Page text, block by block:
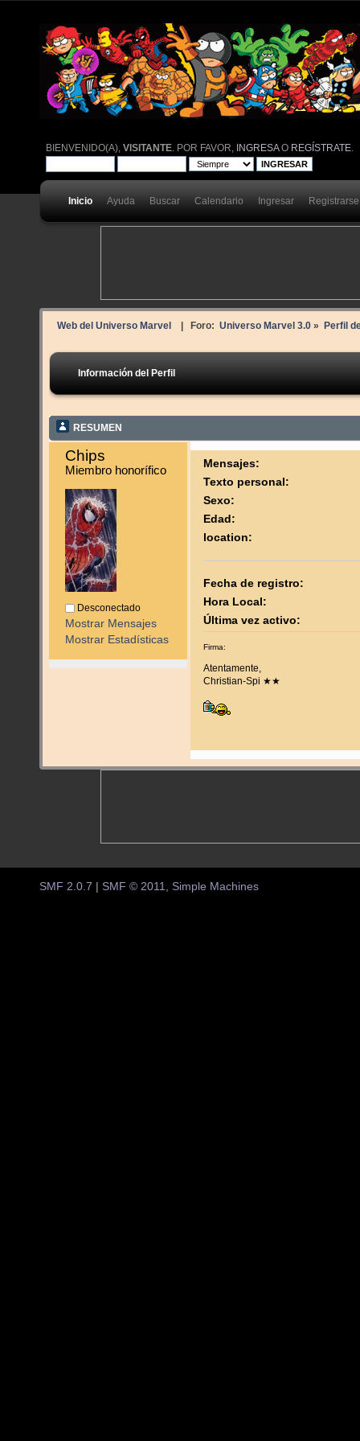
BIENVENIDO(A),VISITANTE . POR FAVOR, INGRESAO REGÍSTRATE
Inicio Ayuda Buscar Calendario Ingresar Registrarse
Web del Universo Marvel | Foro: Universo Marvel 3.0» Perfil
Información del Perfil
RESUMEN
Chips
Miembro honorífico
Desconectado
Mostrar Mensajes
Mostrar Estadísticas
Mensajes:
Texto personal:
Sexo:
Edad:
location:
Fecha de registro:
Hora Local:
Última vez activo:
Firma:
Atentamente,
Christian-Spi ★★
SMF 2.0.7 SMF © 2011, Simple Machines